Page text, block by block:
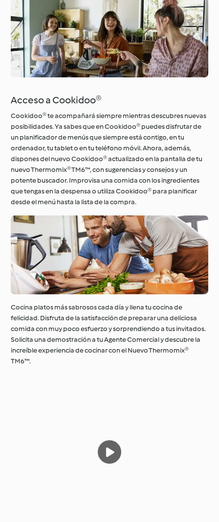
Acceso a Cookidoo®
Cookidoo® te acompañará siempre mientras descubres nuevas
posibilidades. Ya sabes que en Cookidoo® puedes disfrutar de
un planificador de menús que siempre está contigo, en tu
ordenador, tu tablet o en tu teléfono móvil. Ahora, además,
dispones del nuevo Cookidoo® actualizado en la pantalla de tu
nuevo Thermomix® TM6™, con sugerencias y consejos y un
potente buscador. Improvisa una comida con los ingredientes
que tengas en la despensa o utiliza Cookidoo® para planificar
desde el menú hasta la lista de la compra.
Cocina platos más sabrosos cada día y llena tu cocina de
felicidad. Disfruta de la satisfacción de preparar una deliciosa
comida con muy poco esfuerzo y sorprendiendo a tus invitados.
Solicita una demostración a tu Agente Comercial y descubre la
increíble experiencia de cocinar con el Nuevo Thermomix®
TM6™.